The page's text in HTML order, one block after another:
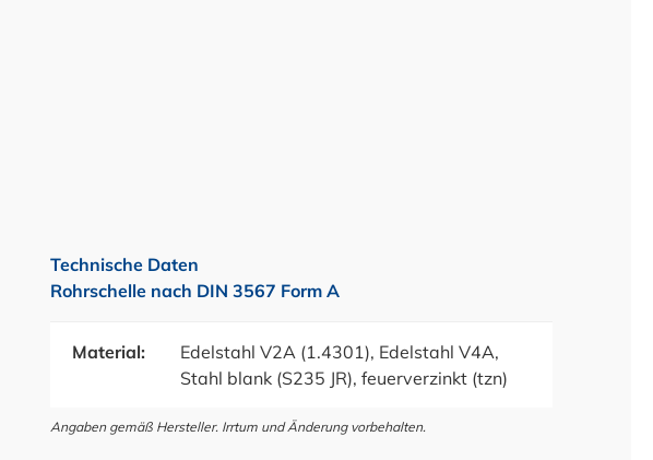
Technische Daten
Rohrschelle nach DIN 3567 Form A
Material:
Edelstahl V2A (1.4301), Edelstahl V4A,
Stahl blank (S235 JR), feuerverzinkt (tzn)
Angaben gemäß Hersteller. Irrtum und Änderung vorbehalten.